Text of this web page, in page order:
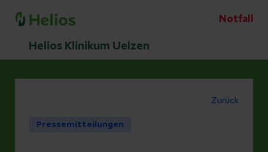
Notfall
Helios Klinikum Uelzen
Zurück
Pressemitteilungen